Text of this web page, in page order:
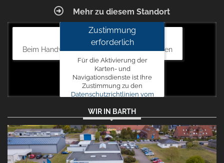
Mehr zu diesem Standort
Autohaus Blunck
Beim Handweiser 19, 18311 Ribnitz-Damgarten
Zustimmung
erforderlich
Für die Aktivierung der
Karten- und
Navigationsdienste ist Ihre
Zustimmung zu den
Datenschutzrichtlinien vom
erforderlich.
Zustimmen
und
aktivieren
WIR IN BARTH